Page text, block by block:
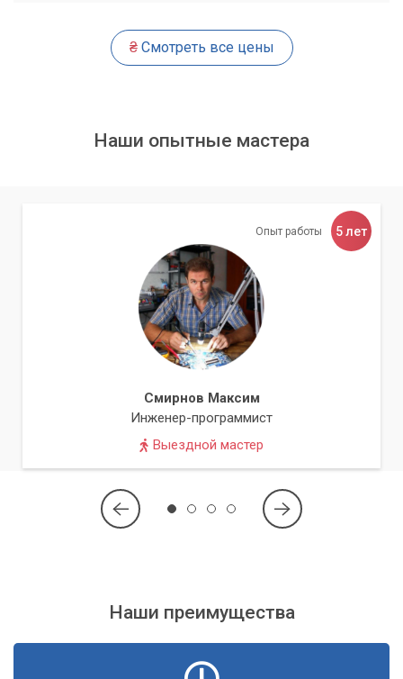
Мы — команда квалифицированных специалистов с
многолетним опытом в области информационной
безопасности. Мы не просто устанавливаем ПО, а строим
Обращаясь в «Компьютерный Мастер», вы получаете не
непроницаемый щит от программ-вымогателей и других
₴Смотреть все цены
Наши опытные мастера
Опыт работы 5 лет
Смирнов Максим
Инженер-программист
Выездной мастер
Наши преимущества